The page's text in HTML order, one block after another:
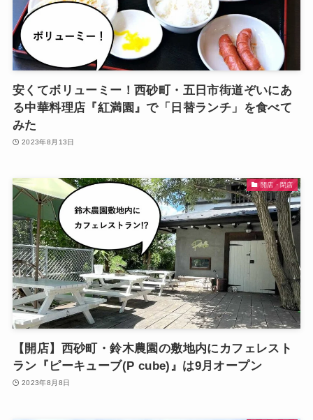
安くてボリューミー！西砂町・五日市街道ぞいにあ
る中華料理店『紅満園』で「日替ランチ」を食べて
みた
2023年8月13日
開店・閉店
【開店】西砂町・鈴木農園の敷地内にカフェレスト
ラン『ピーキューブ(P cube)』は9月オープン
2023年8月8日